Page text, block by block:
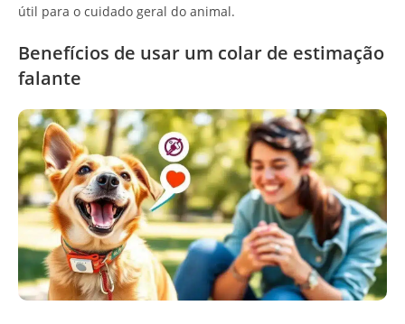
útil para o cuidado geral do animal.
Benefícios de usar um colar de estimação
falante